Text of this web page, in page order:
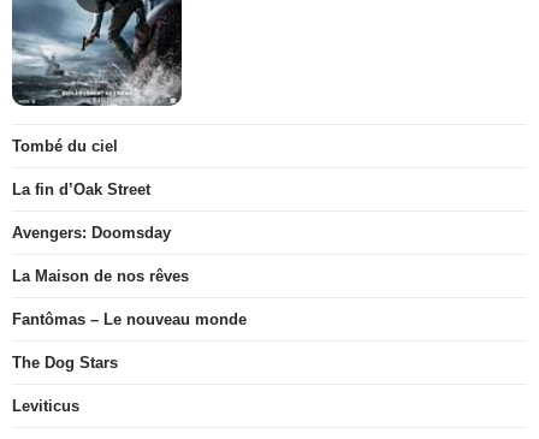
Tombé du ciel
La fin d’Oak Street
Avengers: Doomsday
La Maison de nos rêves
Fantômas – Le nouveau monde
The Dog Stars
Leviticus